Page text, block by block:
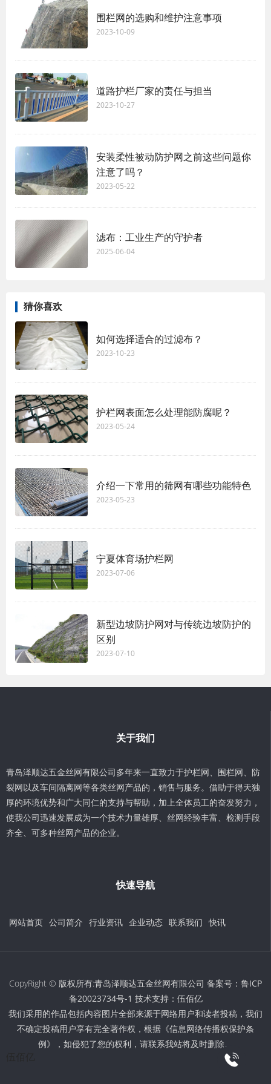
围栏网的选购和维护注意事项
2023-10-09
道路护栏厂家的责任与担当
2023-10-27
安装柔性被动防护网之前这些问题你
注意了吗？
2023-05-22
滤布：工业生产的守护者
2025-06-04
猜你喜欢
如何选择适合的过滤布？
2023-10-23
护栏网表面怎么处理能防腐呢？
2023-05-24
介绍一下常用的筛网有哪些功能特色
2023-05-23
宁夏体育场护栏网
2023-07-06
新型边坡防护网对与传统边坡防护的
区别
2023-07-10
关于我们
青岛泽顺达五金丝网有限公司多年来一直致力于护栏网、围栏网、防
裂网以及车间隔离网等各类丝网产品的，销售与服务。借助于得天独
厚的环境优势和广大同仁的支持与帮助，加上全体员工的奋发努力，
使我公司迅速发展成为一个技术力量雄厚、丝网经验丰富、检测手段
齐全、可多种丝网产品的企业。
快速导航
网站首页 公司简介 行业资讯 企业动态 联系我们 快讯
CopyRight © 版权所有:青岛泽顺达五金丝网有限公司 备案号： 鲁ICP
备20023734号-1 技术支持： 伍佰亿
我们采用的作品包括内容图片全部来源于网络用户和读者投稿，我们
不确定投稿用户享有完全著作权，根据《信息网络传播权保护条
例》，如侵犯了您的权利，请联系我站将及时删除。